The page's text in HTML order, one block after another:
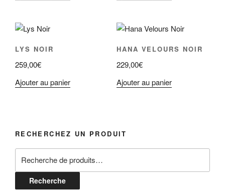
LYS NOIR
259,00€
Ajouter au panier
HANA VELOURS NOIR
229,00€
Ajouter au panier
RECHERCHEZ UN PRODUIT
pour :
Recherche